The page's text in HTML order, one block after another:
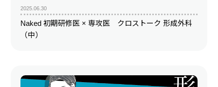
2025.06.30
Naked 初期研修医 × 専攻医 クロストーク 形成外科
（中）